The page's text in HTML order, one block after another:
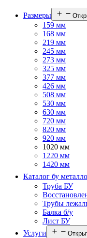
Размеры
159 мм
168 мм
219 мм
245 мм
273 мм
325 мм
377 мм
426 мм
508 мм
530 мм
630 мм
720 мм
820 мм
920 мм
1020 мм
1220 мм
1420 мм
Каталог бу
Труба БУ
Трубы
Балка б/у
Лист БУ
Услуги